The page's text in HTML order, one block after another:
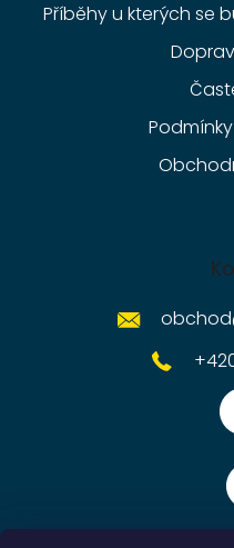
Příběhy u kterých se
obchod